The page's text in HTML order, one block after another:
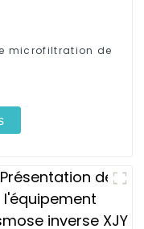
microfiltration de